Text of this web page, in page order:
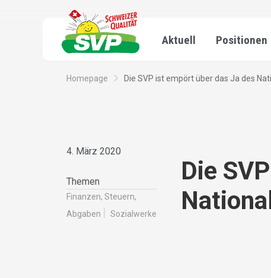
Aktuell Positionen
Homepage Die SVP ist empört über das Ja des
4. März 2020
Themen
Finanzen, Steuern,
Abgaben
Sozialwerke
Die